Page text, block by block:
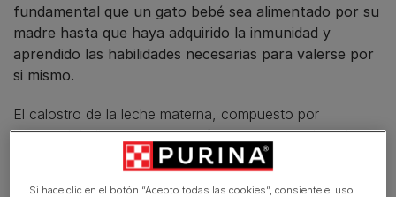
fundamental que un gato bebé sea alimentado por su
madre hasta que haya adquirido la inmunidad y
aprendido las habilidades necesarias para valerse por
si mismo.
El calostro de la leche materna, compuesto por
inmunoglobulinas, agua, proteínas, grasas, carbohidratos
y otros componentes, contiene los nutrientes necesarios
para el desarrollo de las defensas en los cachorros.
Si hace clic en el botón “Acepto todas las cookies”, consiente el uso